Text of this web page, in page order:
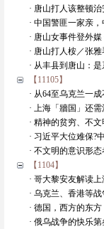
· 唐山打人该整顿
· 中国警匪一家亲
· 唐山女事件登外
· 唐山打人桉／张
· 从丰县到唐山：
【11105】
· 从64至乌克兰一
· 上海「牆国」还
· 精神的贫穷、不
· 习近平大位难保?
· 不文明的意识形
【1104】
· 哥大黎安友解读
· 乌克兰、香港等
· 德国，西方的东
· 俄乌战争的快乐